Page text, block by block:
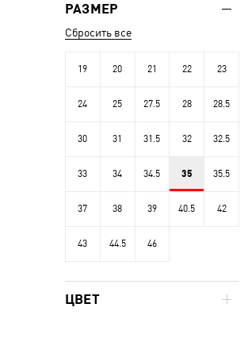
РАЗМЕР
Сбросить все
19 20 21 22 23
24 25 27.5 28 28.5
30 31 31.5 32 32.5
33 34 34.5 35 35.5
37 38 39 40.5 42
43 44.5 46
ЦВЕТ